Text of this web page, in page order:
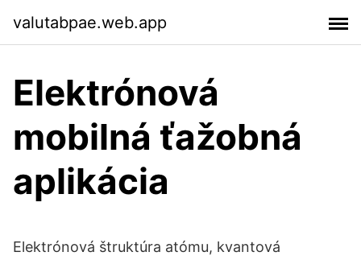
valutabpae.web.app
Elektrónová
mobilná ťažobná
aplikácia
Elektrónová štruktúra atómu, kvantová